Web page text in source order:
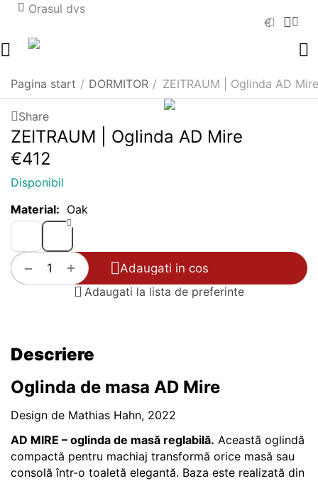
Orasul dvs
€
Pagina start / DORMITOR / ZEITRAUM | Oglinda AD Mire
Share
ZEITRAUM | Oglinda AD Mire
€‍412‍
Disponibil
Material: Oak
+
−
Adaugati in cos
Adaugati la lista de preferinte
Descriere
Oglinda de masa AD Mire
Design de Mathias Hahn, 2022
AD MIRE – oglinda de masă reglabilă. Această oglindă
compactă pentru machiaj transformă orice masă sau
consolă într-o toaletă elegantă. Baza este realizată din